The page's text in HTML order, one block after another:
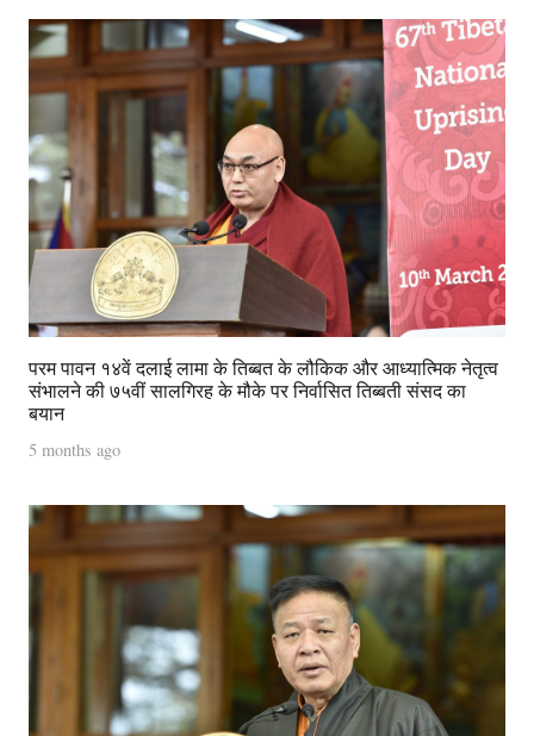
परम पावन १४वें दलाई लामा के तिब्बत के लौकिक और आध्यात्मिक नेतृत्व
संभालने की ७५वीं सालगिरह के मौके पर निर्वासित तिब्बती संसद का
बयान
5 months ago